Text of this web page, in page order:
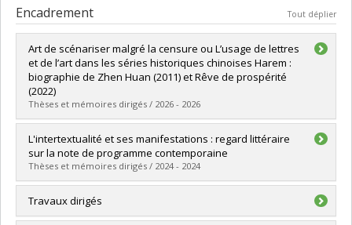
Encadrement Tout déplier
Art de scénariser malgré la censure ou L’usage de lettres
et de l’art dans les séries historiques chinoises Harem :
biographie de Zhen Huan (2011) et Rêve de prospérité
(2022)
Thèses et mémoires dirigés / 2026 - 2026
Diplômé(e) :Hsu, Hsiang-Mei
Cycle :Maîtrise
Diplôme obtenu :M.A.
Lien vers le document dans Papyrus
L'intertextualité et ses manifestations : regard littéraire
sur la note de programme contemporaine
Thèses et mémoires dirigés / 2024 - 2024
Diplômé(e) :Mandolini, Elena
Travaux dirigés